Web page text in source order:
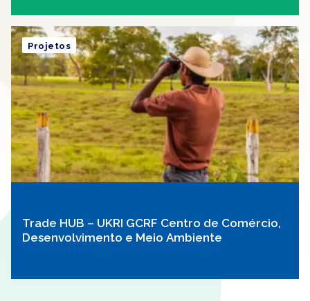
Trade HUB – UKRI GCRF Centro de Comércio,
Desenvolvimento e Meio Ambiente
Projetos